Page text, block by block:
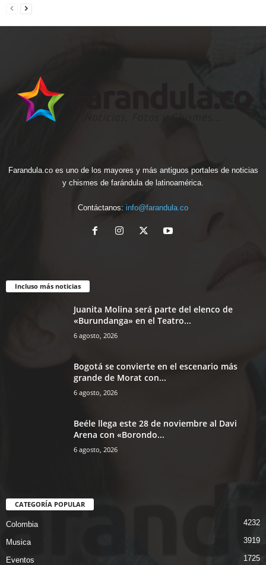
Farandula.co es uno de los mayores y más antiguos portales de noticias
y chismes de farándula de latinoamérica.
Contáctanos: info@farandula.co
Incluso más noticias
Juanita Molina será parte del elenco de
«Burundanga» en el Teatro...
6 agosto, 2026
Bogotá se convierte en el escenario más
grande de Morat con...
6 agosto, 2026
Beéle llega este 28 de noviembre al Davi
Arena con «Borondo...
6 agosto, 2026
CATEGORÍA POPULAR
Colombia 4232
Musica 3919
Eventos 1725